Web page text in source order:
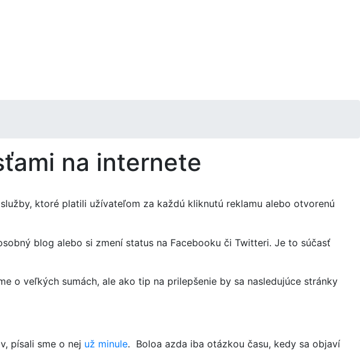
na internete
ktoré platili užívateľom za každú kliknutú reklamu alebo otvorenú
blog alebo si zmení status na Facebooku či Twitteri. Je to súčasť
o veľkých sumách, ale ako tip na prilepšenie by sa nasledujúce stránky
písali sme o nej už minule. Boloa azda iba otázkou času, kedy sa objaví